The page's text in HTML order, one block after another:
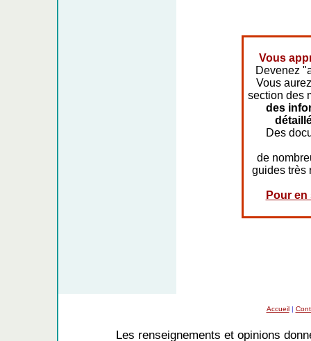
Vous
Devenez
Vous
section des
des
Des
de
guides très
Pour
Accueil|
Les renseignements et opinions